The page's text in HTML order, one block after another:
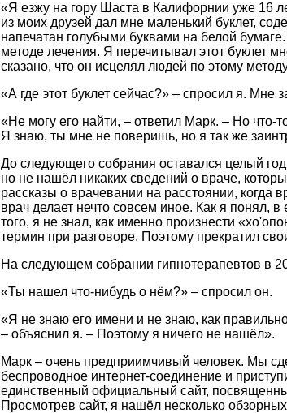
«Я езжу на гору Шаста в Калифорнии уже 16
из моих друзей дал мне маленький буклет,
напечатан голубыми буквами на белой
методе лечения. Я перечитывал этот буклет
сказано, что он исцелял людей по этому
«А где этот буклет сейчас?» – спросил я. Мне
«Не могу его найти, – ответил Марк. – Но что-
Я знаю, ты мне не поверишь, но я так же
До следующего собрания оставался целый
но не нашёл никаких сведений о враче,
рассказы о врачевании на расстоянии, когда
врач делает нечто совсем иное. Как я понял,
того, я не знал, как именно произнести
термин при разговоре. Поэтому прекратил
На следующем собрании гипнотерапевтов в
«Ты нашел что-нибудь о нём?» – спросил он.
«Я не знаю его имени и не знаю, как
– объяснил я. – Поэтому я ничего не нашёл».
Марк – очень предприимчивый человек. Мы
беспроводное интернет-соединение и
единственный официальный сайт,
Просмотрев сайт, я нашёл несколько